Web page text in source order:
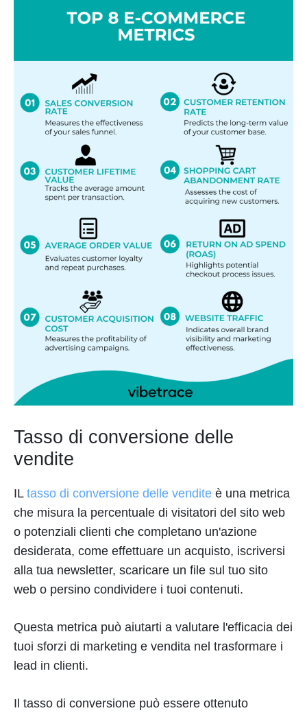
Tasso di conversione delle
vendite
IL tasso di conversione delle vendite è una metrica
che misura la percentuale di visitatori del sito web
o potenziali clienti che completano un'azione
desiderata, come effettuare un acquisto, iscriversi
alla tua newsletter, scaricare un file sul tuo sito
web o persino condividere i tuoi contenuti.
Questa metrica può aiutarti a valutare l'efficacia dei
tuoi sforzi di marketing e vendita nel trasformare i
lead in clienti.
Il tasso di conversione può essere ottenuto